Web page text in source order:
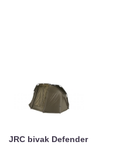
JRC bivak Defender